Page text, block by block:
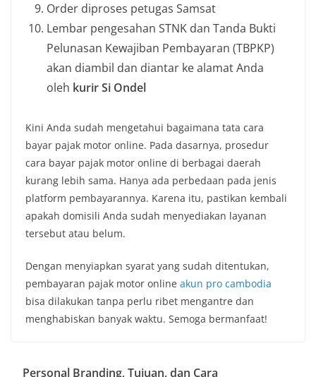
Order diproses petugas Samsat
Lembar pengesahan STNK dan Tanda Bukti
Pelunasan Kewajiban Pembayaran (TBPKP)
akan diambil dan diantar ke alamat Anda
oleh kurir Si Ondel
Kini Anda sudah mengetahui bagaimana tata cara
bayar pajak motor online. Pada dasarnya, prosedur
cara bayar pajak motor online di berbagai daerah
kurang lebih sama. Hanya ada perbedaan pada jenis
platform pembayarannya. Karena itu, pastikan kembali
apakah domisili Anda sudah menyediakan layanan
tersebut atau belum.
Dengan menyiapkan syarat yang sudah ditentukan,
pembayaran pajak motor online akun pro cambodia
bisa dilakukan tanpa perlu ribet mengantre dan
menghabiskan banyak waktu. Semoga bermanfaat!
Personal Branding, Tujuan, dan Cara